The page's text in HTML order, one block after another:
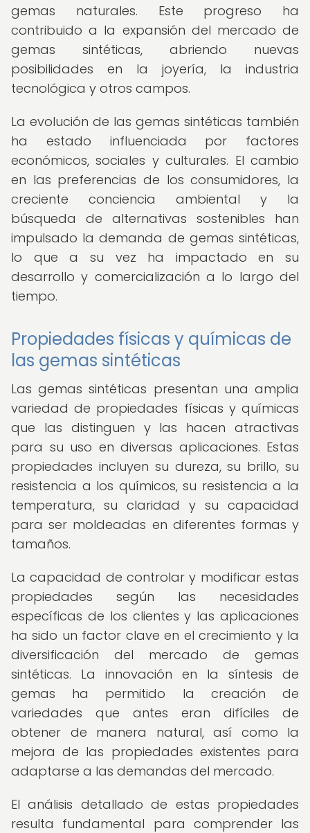
gemas naturales. Este progreso ha
contribuido a la expansión del mercado de
gemas sintéticas, abriendo nuevas
posibilidades en la joyería, la industria
tecnológica y otros campos.
La evolución de las gemas sintéticas también
ha estado influenciada por factores
económicos, sociales y culturales. El cambio
en las preferencias de los consumidores, la
creciente conciencia ambiental y la
búsqueda de alternativas sostenibles han
impulsado la demanda de gemas sintéticas,
lo que a su vez ha impactado en su
desarrollo y comercialización a lo largo del
tiempo.
Propiedades físicas y químicas de
las gemas sintéticas
Las gemas sintéticas presentan una amplia
variedad de propiedades físicas y químicas
que las distinguen y las hacen atractivas
para su uso en diversas aplicaciones. Estas
propiedades incluyen su dureza, su brillo, su
resistencia a los químicos, su resistencia a la
temperatura, su claridad y su capacidad
para ser moldeadas en diferentes formas y
tamaños.
La capacidad de controlar y modificar estas
propiedades según las necesidades
específicas de los clientes y las aplicaciones
ha sido un factor clave en el crecimiento y la
diversificación del mercado de gemas
sintéticas. La innovación en la síntesis de
gemas ha permitido la creación de
variedades que antes eran difíciles de
obtener de manera natural, así como la
mejora de las propiedades existentes para
adaptarse a las demandas del mercado.
El análisis detallado de estas propiedades
resulta fundamental para comprender las